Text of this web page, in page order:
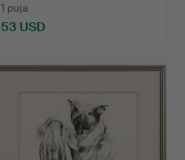
1 puja
53 USD